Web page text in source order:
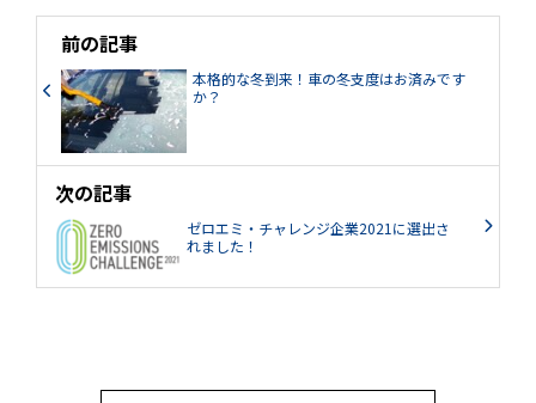
前の記事
本格的な冬到来！車の冬支度はお済みです
か？
次の記事
ゼロエミ・チャレンジ企業2021に選出さ
れました！